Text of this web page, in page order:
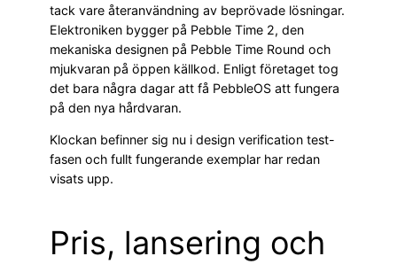
tack vare återanvändning av beprövade lösningar.
Elektroniken bygger på Pebble Time 2, den
mekaniska designen på Pebble Time Round och
mjukvaran på öppen källkod. Enligt företaget tog
det bara några dagar att få PebbleOS att fungera
på den nya hårdvaran.
Klockan befinner sig nu i design verification test-
fasen och fullt fungerande exemplar har redan
visats upp.
Pris, lansering och